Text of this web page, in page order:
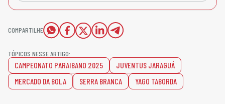
COMPARTILHE
TÓPICOS NESSE ARTIGO:
CAMPEONATO PARAIBANO 2025
JUVENTUS JARAGUÁ
MERCADO DA BOLA
SERRA BRANCA YAGO TABORDA